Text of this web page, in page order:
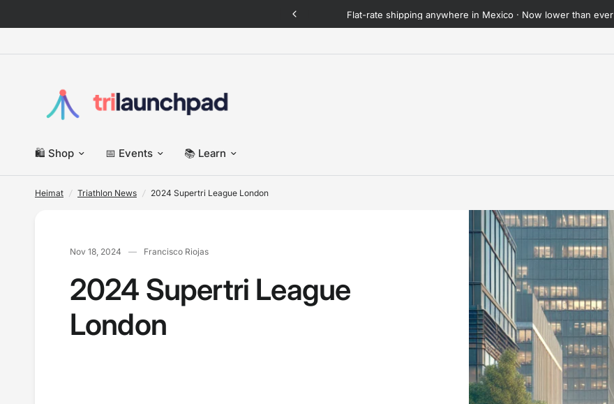
Flat-rate shipping anywhere in Mexico · Now lower than ever
🛍️ Shop 📅 Events 📚 Learn
Heimat / Triathlon News / 2024 Supertri League London
2024 Supertri League London
Nov 18, 2024 Francisco Riojas
2024 Supertri League
London